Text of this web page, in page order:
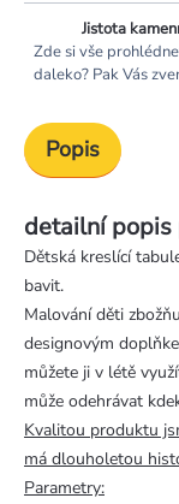
Jistota
Zde si vše
daleko? Pak Vás
Popis
detailní popis
Dětská kreslící
bavit.
Malování děti
designovým
můžete ji v létě
může odehrávat
Kvalitou produktu
má dlouholetou
Parametry: